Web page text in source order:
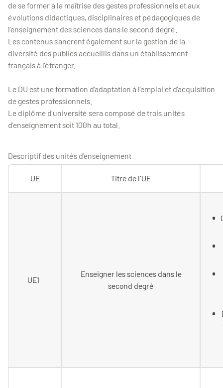
de se former à la maîtrise des gestes professionnels et aux
évolutions didactiques, disciplinaires et pédagogiques de
l’enseignement des sciences dans le second degré.
Les contenus s’ancrent également sur la gestion de la
diversité des publics accueillis dans un établissement
français à l’étranger.
Le DU est une formation d’adaptation à l’emploi et d’acquisition
de gestes professionnels.
Le diplôme d’université sera composé de trois unités
d’enseignement soit 100h au total.
Descriptif des unités d’enseignement
UE Titre de l'UE
UE1
Enseigner les sciences dans le
second degré